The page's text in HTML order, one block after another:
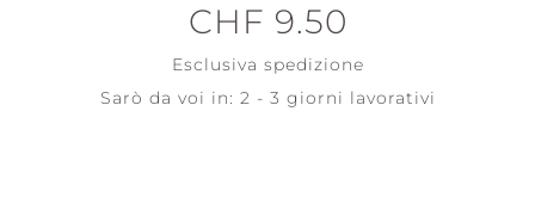
CHF 9.50
Esclusiva spedizione
Sarò da voi in: 2 - 3 giorni lavorativi